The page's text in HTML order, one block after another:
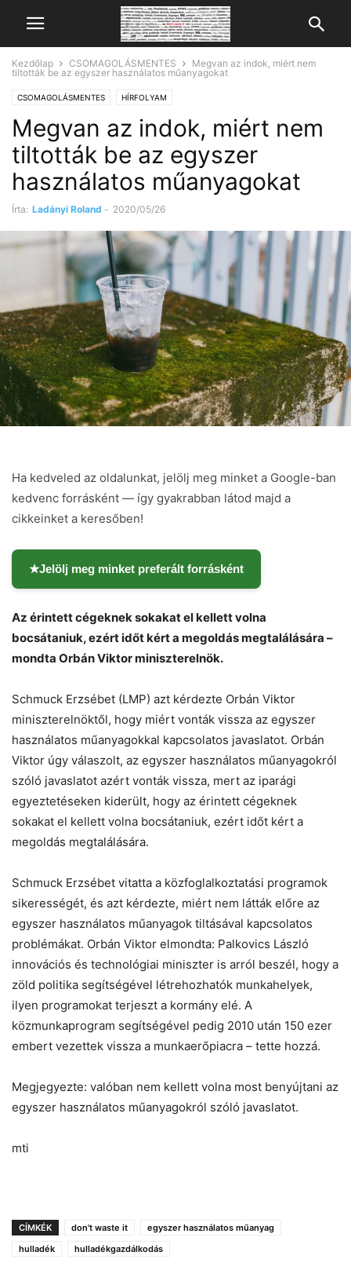
Kezdőlap CSOMAGOLÁSMENTES
Megvan az indok, miért nem
tiltották be az egyszer használatos műanyagokat
CSOMAGOLÁSMENTES HÍRFOLYAM
Megvan az indok, miért nem
tiltották be az egyszer
használatos műanyagokat
Írta: Ladányi Roland - 2020/05/26
Ha kedveled az oldalunkat, jelölj meg minket a Google-ban
kedvenc forrásként — így gyakrabban látod majd a
cikkeinket a keresőben!
★Jelölj meg minket preferált forrásként
Az érintett cégeknek sokakat el kellett volna
bocsátaniuk, ezért időt kért a megoldás megtalálására –
mondta Orbán Viktor miniszterelnök.
Schmuck Erzsébet (LMP) azt kérdezte Orbán Viktor
miniszterelnöktől, hogy miért vonták vissza az egyszer
használatos műanyagokkal kapcsolatos javaslatot. Orbán
Viktor úgy válaszolt, az egyszer használatos műanyagokról
szóló javaslatot azért vonták vissza, mert az iparági
egyeztetéseken kiderült, hogy az érintett cégeknek
sokakat el kellett volna bocsátaniuk, ezért időt kért a
megoldás megtalálására.
Schmuck Erzsébet vitatta a közfoglalkoztatási programok
sikerességét, és azt kérdezte, miért nem látták előre az
egyszer használatos műanyagok tiltásával kapcsolatos
problémákat. Orbán Viktor elmondta: Palkovics László
innovációs és technológiai miniszter is arról beszél, hogy a
zöld politika segítségével létrehozhatók munkahelyek,
ilyen programokat terjeszt a kormány elé. A
közmunkaprogram segítségével pedig 2010 után 150 ezer
embert vezettek vissza a munkaerőpiacra – tette hozzá.
Megjegyezte: valóban nem kellett volna most benyújtani az
egyszer használatos műanyagokról szóló javaslatot.
mti
CÍMKÉK don't waste it
egyszer használatos műanyag
hulladék
hulladékgazdálkodás
Chat Mr wAIste Close
Helló! Miben segíthetek ma?